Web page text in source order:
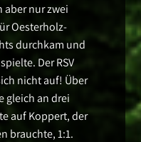
aber nur zwei
Oesterholz-
durchkam und
Der RSV
nicht auf! Über
gleich an drei
auf Koppert, der
brauchte, 1:1.